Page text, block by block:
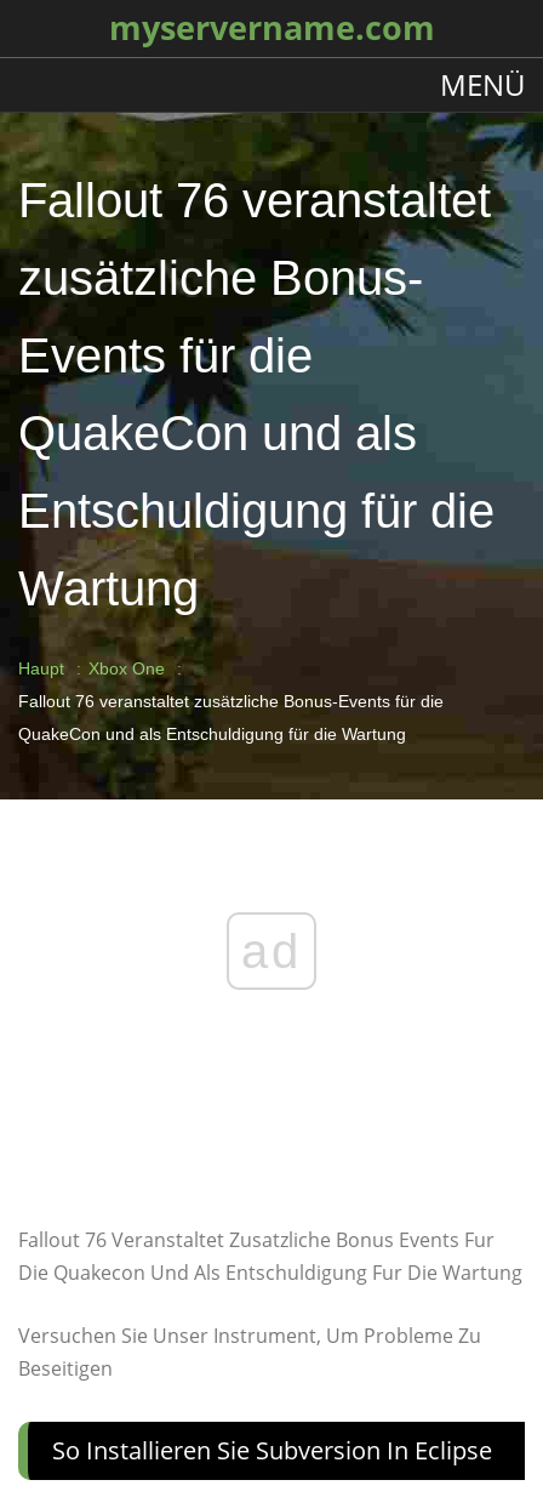
myservername.com
MENÜ
Fallout 76 veranstaltet
zusätzliche Bonus-
Events für die
QuakeCon und als
Entschuldigung für die
Wartung
Haupt
Xbox One
Fallout 76 veranstaltet zusätzliche Bonus-Events für die
QuakeCon und als Entschuldigung für die Wartung
ad
Fallout 76 Veranstaltet Zusatzliche Bonus Events Fur
Die Quakecon Und Als Entschuldigung Fur Die Wartung
Versuchen Sie Unser Instrument, Um Probleme Zu
Beseitigen
So Installieren Sie Subversion In Eclipse